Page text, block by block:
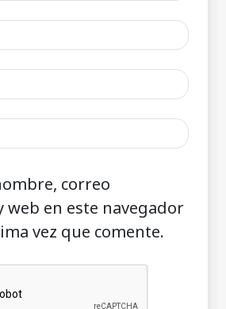
correo
web en este navegador
vez que comente.